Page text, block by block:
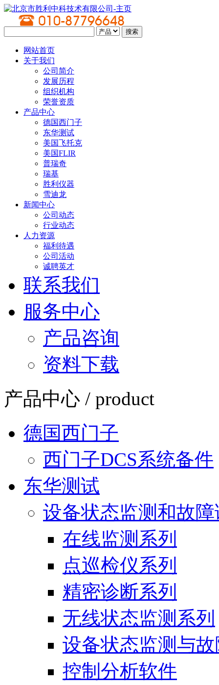
网站首页
关于我们
公司简介
发展历程
组织机构
荣誉资质
产品中心
德国西门子
东华测试
美国飞托克
美国FLIR
普瑞奇
瑞基
胜利仪器
雪迪龙
新闻中心
公司动态
行业动态
人力资源
福利待遇
公司活动
诚聘英才
联系我们
服务中心
产品咨询
资料下载
产品中心 / product
德国西门子
西门子DCS系统备件
东华测试
设备状态监测和故
在线监测系列
点巡检仪系列
精密诊断系列
无线状态监测系列
设备状态监测与
控制分析软件